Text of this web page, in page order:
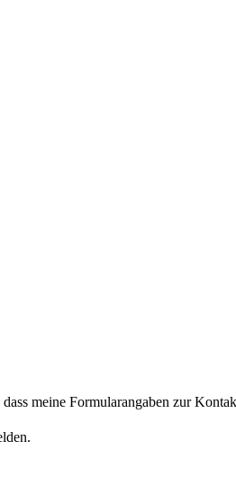
meine Formularangaben zur